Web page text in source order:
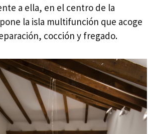
a ella, en el centro de la
la isla multifunción que acoge
cocción y fregado.